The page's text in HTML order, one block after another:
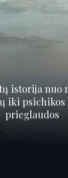
istorija nuo
iki
prieglaudos